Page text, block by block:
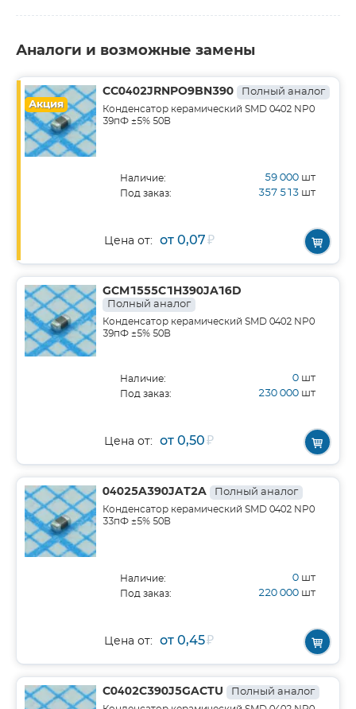
Аналоги и возможные замены
Акция
CC0402JRNPO9BN390 Полный аналог
Конденсатор керамический SMD 0402 NP0
39пФ ±5% 50В
Наличие: 59 000 шт
Под заказ: 357 513 шт
Цена от: от 0,07₽
GCM1555C1H390JA16D
Полный аналог
Конденсатор керамический SMD 0402 NP0
39пФ ±5% 50В
Наличие: 0 шт
Под заказ: 230 000 шт
Цена от: от 0,50₽
04025A390JAT2A Полный аналог
Конденсатор керамический SMD 0402 NP0
33пФ ±5% 50В
Наличие: 0 шт
Под заказ: 220 000 шт
Цена от: от 0,45₽
C0402C390J5GACTU Полный аналог